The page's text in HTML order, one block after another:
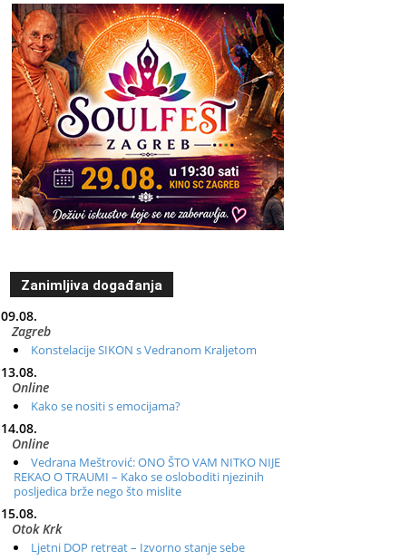
Zanimljiva događanja
09.08.
Zagreb
Konstelacije SIKON s Vedranom Kraljetom
13.08.
Online
Kako se nositi s emocijama?
14.08.
Online
Vedrana Meštrović: ONO ŠTO VAM NITKO NIJE
REKAO O TRAUMI – Kako se osloboditi njezinih
posljedica brže nego što mislite
15.08.
Otok Krk
Ljetni DOP retreat – Izvorno stanje sebe